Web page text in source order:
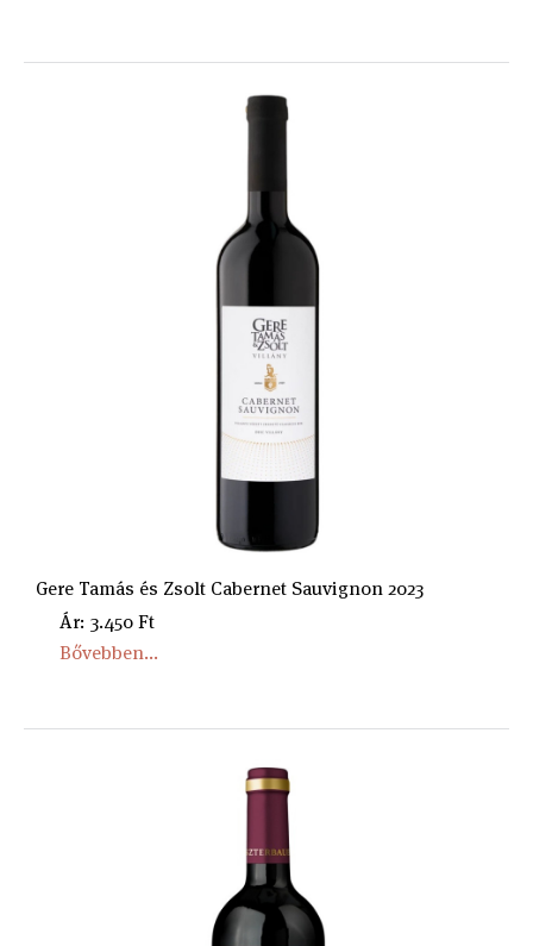
Gere Tamás és Zsolt Cabernet Sauvignon 2023
Ár: 3.450 Ft
Bővebben...